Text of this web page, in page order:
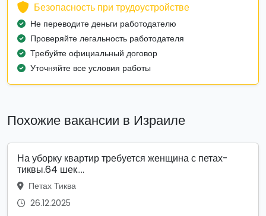
Безопасность при трудоустройстве
Не переводите деньги работодателю
Проверяйте легальность работодателя
Требуйте официальный договор
Уточняйте все условия работы
Похожие вакансии в Израиле
На уборку квартир требуется женщина с петах-
тиквы.64 шек....
Петах Тиква
26.12.2025